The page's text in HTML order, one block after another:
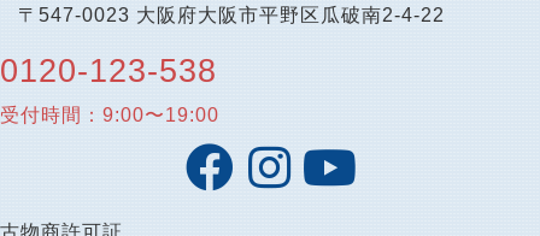
〒547-0023 大阪府大阪市平野区瓜破南2-4-22
0120-123-538
受付時間：9:00〜19:00
古物商許可証